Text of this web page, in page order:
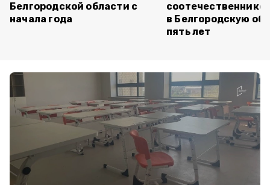
Белгородской области с
начала года
в Белгородскую
пять лет